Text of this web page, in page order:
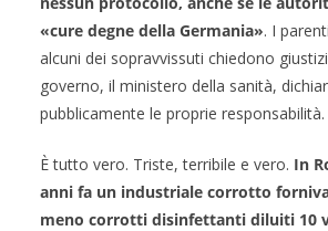
«cure degne della Germania». I
alcuni dei sopravvissuti chiedono
governo, il ministero della sanità,
pubblicamente le proprie responsabilità.
È tutto vero. Triste, terribile e vero. In
anni fa un industriale corrotto
meno corrotti disinfettanti diluiti 10